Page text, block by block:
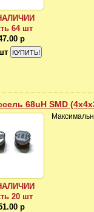
64 шт
р
68uH SMD
20 шт
р